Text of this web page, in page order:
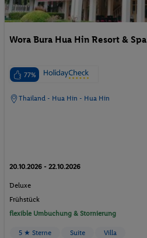
Wora Bura Hua Hin Resort & Spa
77%
Thailand - Hua Hin - Hua Hin
20.10.2026 - 22.10.2026
Deluxe
Frühstück
flexible Umbuchung & Stornierung
5 ★ Sterne Suite Villa